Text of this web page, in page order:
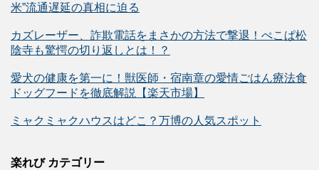
米”流通遅延の真相に迫る
カズレーザー、詐欺電話をまさかの方法で撃退！ぺこぱ松
陰寺も驚愕の切り返しとは！？
愛犬の健康を第一に！獣医師・宿南章の愛情ごはん療法食
ドッグフードを徹底解説【楽天市場】
ミャクミャクハウスはどこ？万博の人気スポット
楽れび カテゴリー